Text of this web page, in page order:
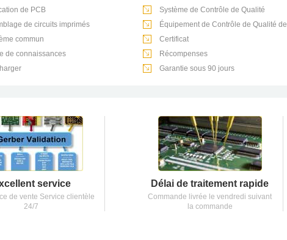
is
de PCB
de circuits imprimés
commun
de connaissances
Système de Contrôle de Qualité
d'Assemblage de PCB
Équipement de Contrôle de Qualité de
PCB/PCBA
Certificat
Récompenses
Garantie sous 90 jours
service
de vente Service clientèle
24/7
Délai de traitement rapide
Commande livrée le vendredi suivant
la commande